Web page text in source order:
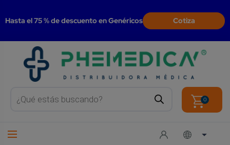
Hasta el 75 % de descuento en Genéricos Cotiza
search 0